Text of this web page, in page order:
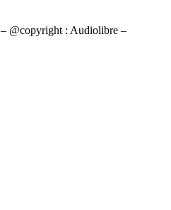
– @copyright : Audiolibre –